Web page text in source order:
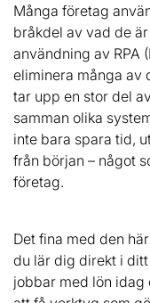
Många företag
bråkdel av vad de
användning av RPA
eliminera många av
tar upp en stor del
samman olika
inte bara spara tid,
från början – något
företag.
Det fina med den
du lär dig direkt i
jobbar med lön